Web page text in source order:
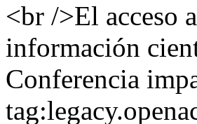
<br />El acceso
información
Conferencia